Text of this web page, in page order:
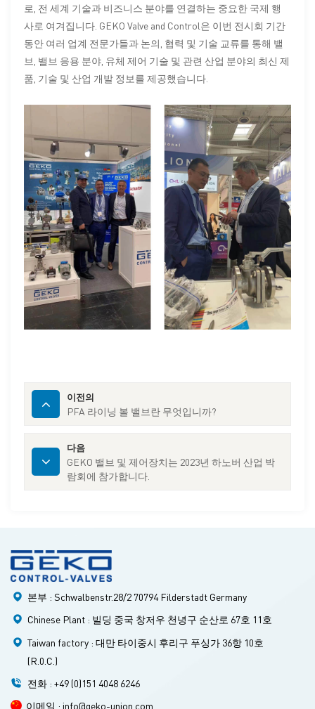
로, 전 세계 기술과 비즈니스 분야를 연결하는 중요한 국제 행
사로 여겨집니다. GEKO Valve and Control은 이번 전시회 기간
동안 여러 업계 전문가들과 논의, 협력 및 기술 교류를 통해 밸
브, 밸브 응용 분야, 유체 제어 기술 및 관련 산업 분야의 최신 제
품, 기술 및 산업 개발 정보를 제공했습니다.
이전의
PFA 라이닝 볼 밸브란 무엇입니까?
다음
GEKO 밸브 및 제어장치는 2023년 하노버 산업 박
람회에 참가합니다.
본부 : Schwalbenstr.28/2 70794 Filderstadt Germany
Chinese Plant : 빌딩 중국 창저우 천녕구 순산로 67호 11호
Taiwan factory : 대만 타이중시 후리구 푸싱가 36항 10호
(R.0.C.)
전화 : +49 (0)151 4048 6246
이메일 : info@geko-union.com